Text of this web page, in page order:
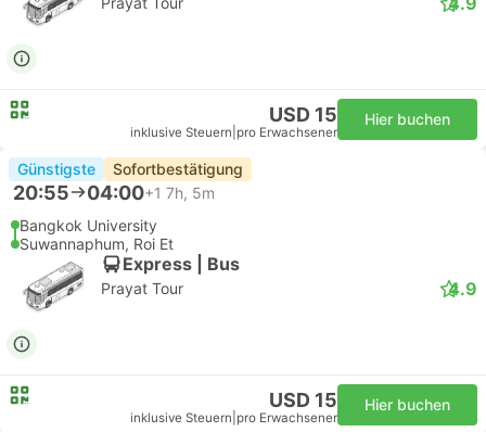
USD 15
inklusive Steuern pro Erwachsener
Hier buchen
Günstigste Sofortbestätigung
20:55 04:00+1 7h, 5m
Bangkok University
Suwannaphum, Roi Et
Express | Bus
Prayat Tour 4.9
USD 15
inklusive Steuern pro Erwachsener
Hier buchen